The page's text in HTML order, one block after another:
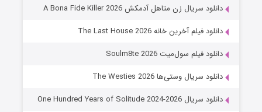
دانلود سریال زن متاهل آدمکش A Bona Fide Killer 2026
دانلود فیلم آخرین خانه The Last House 2026
دانلود فیلم سول‌میت Soulm8te 2026
دانلود سریال وستی‌ها The Westies 2026
دانلود سریال One Hundred Years of Solitude 2024-2026